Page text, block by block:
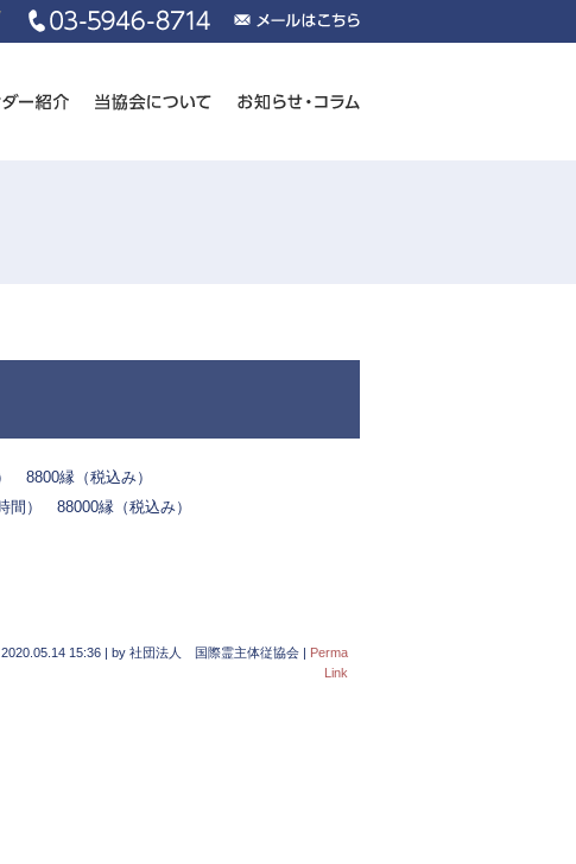
8800縁（税込み）
） 88000縁（税込み）
2020.05.14 15:36 | by 社団法人 国際霊主体従協会 | Perma
Link